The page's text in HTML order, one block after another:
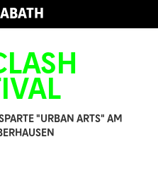
"URBAN ARTS" AM